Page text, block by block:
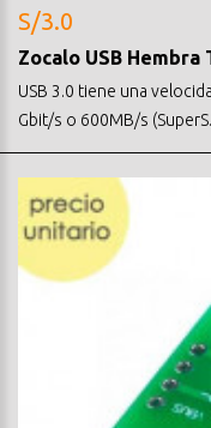
S/3.0
Zocalo USB Hembra
USB 3.0 tiene una
Gbit/s o 600MB/s